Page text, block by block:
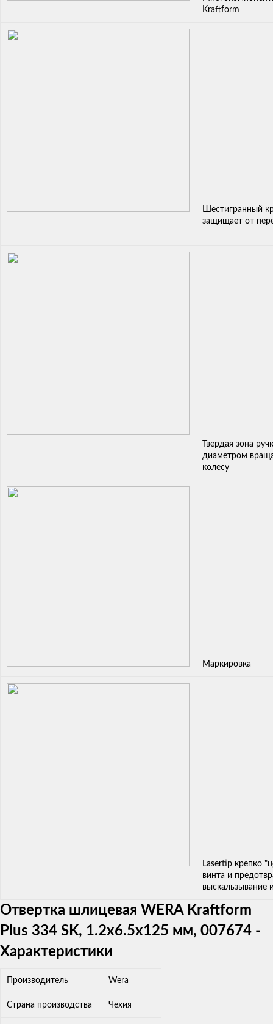
Kraftform
Шестигранный
защищает от
Твердая зона
диаметром
колесу
Маркировка
Lasertip крепко
винта и
выскальзывание
Отвертка шлицевая WERA Kraftform
Plus 334 SK, 1.2x6.5x125 мм, 007674 -
Характеристики
Производитель Wera
Страна производства Чехия